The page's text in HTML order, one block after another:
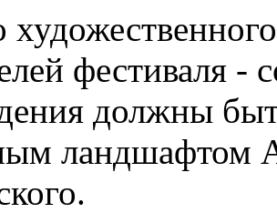
фестиваля -
должны
ландшафтом